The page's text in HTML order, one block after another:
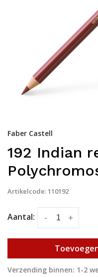
Faber Castell
192 Indian
Artikelcode:110192
Aantal: +
-
Verzending binnen: 1-2